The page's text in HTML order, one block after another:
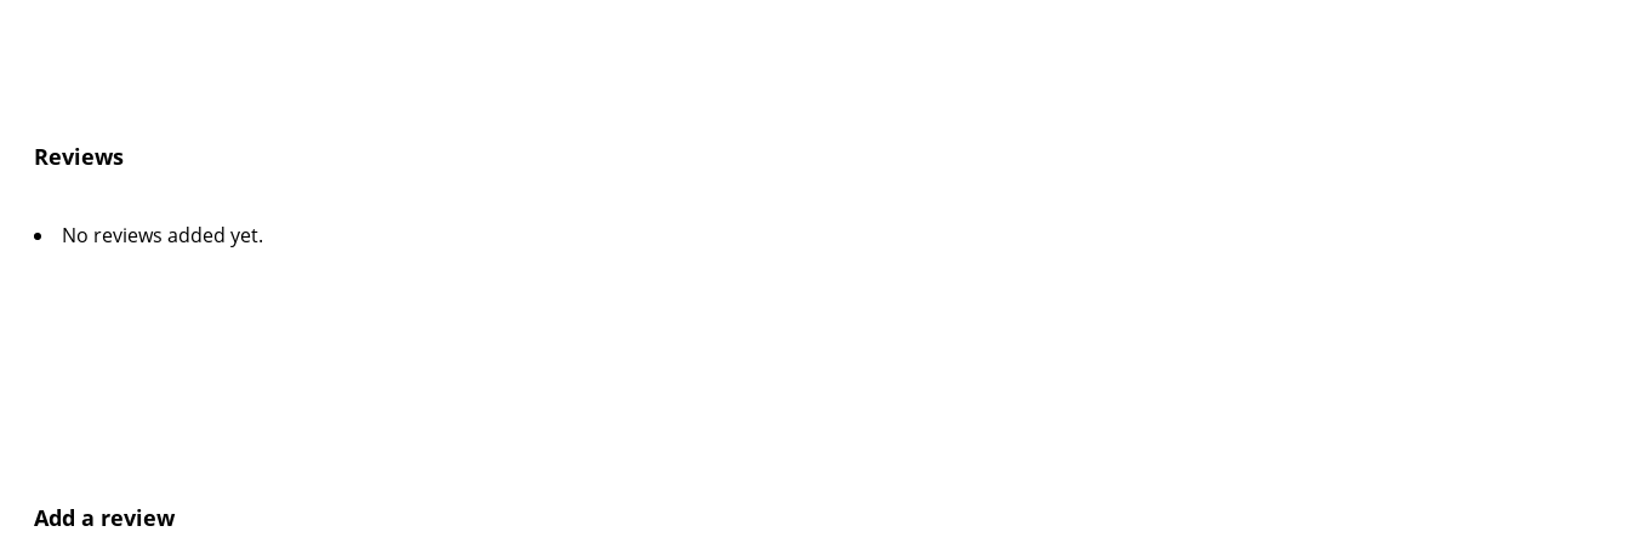
Reviews
No reviews added yet.
Add a review